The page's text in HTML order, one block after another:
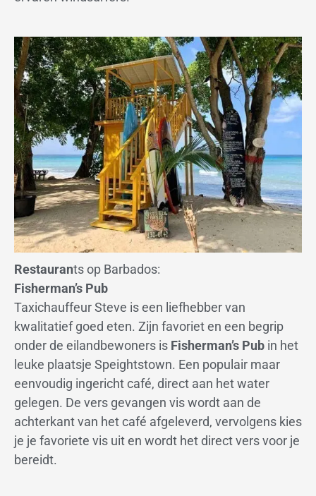
Restaurants op Barbados:
Fisherman’s Pub
Taxichauffeur Steve is een liefhebber van
kwalitatief goed eten. Zijn favoriet en een begrip
onder de eilandbewoners is Fisherman’s Pub in het
leuke plaatsje Speightstown. Een populair maar
eenvoudig ingericht café, direct aan het water
gelegen. De vers gevangen vis wordt aan de
achterkant van het café afgeleverd, vervolgens kies
je je favoriete vis uit en wordt het direct vers voor je
bereidt.